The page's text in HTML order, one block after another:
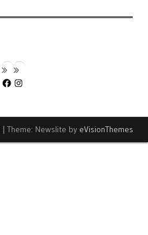
Facebook
Instagram
| Theme: Newslite by eVisionThemes